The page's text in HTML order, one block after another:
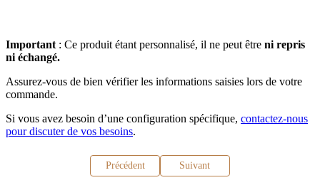
Important : Ce produit étant personnalisé, il ne peut être ni repris
ni échangé.
Assurez-vous de bien vérifier les informations saisies lors de votre
commande.
Si vous avez besoin d’une configuration spécifique, contactez-nous
pour discuter de vos besoins.
Précédent Suivant